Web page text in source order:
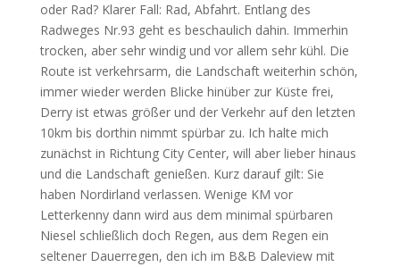
oder Rad? Klarer Fall: Rad, Abfahrt. Entlang des
Radweges Nr.93 geht es beschaulich dahin. Immerhin
trocken, aber sehr windig und vor allem sehr kühl. Die
Route ist verkehrsarm, die Landschaft weiterhin schön,
immer wieder werden Blicke hinüber zur Küste frei,
Derry ist etwas größer und der Verkehr auf den letzten
10km bis dorthin nimmt spürbar zu. Ich halte mich
zunächst in Richtung City Center, will aber lieber hinaus
und die Landschaft genießen. Kurz darauf gilt: Sie
haben Nordirland verlassen. Wenige KM vor
Letterkenny dann wird aus dem minimal spürbaren
Niesel schließlich doch Regen, aus dem Regen ein
seltener Dauerregen, den ich im B&B Daleview mit